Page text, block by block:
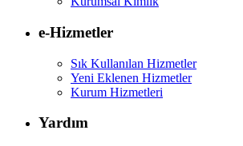
e-Hizmetler
Sık Kullanılan Hizmetler
Yeni Eklenen Hizmetler
Kurum Hizmetleri
Yardım